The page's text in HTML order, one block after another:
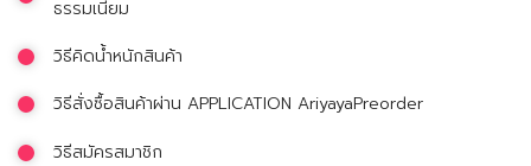
ธรรมเนียม
วิธีคิดน้ำหนักสินค้า
วิธีสั่งซื้อสินค้าผ่าน APPLICATION AriyayaPreorder
วิธีสมัครสมาชิก